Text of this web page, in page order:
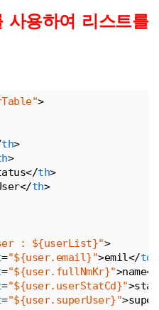
용하여 리스트를
>
th>
>
</th>
</th>
: ${userList}">
="${user.email}">emil</td
="${user.fullNmKr}">name<
="${user.userStatCd}">stat
="${user.superUser}">super